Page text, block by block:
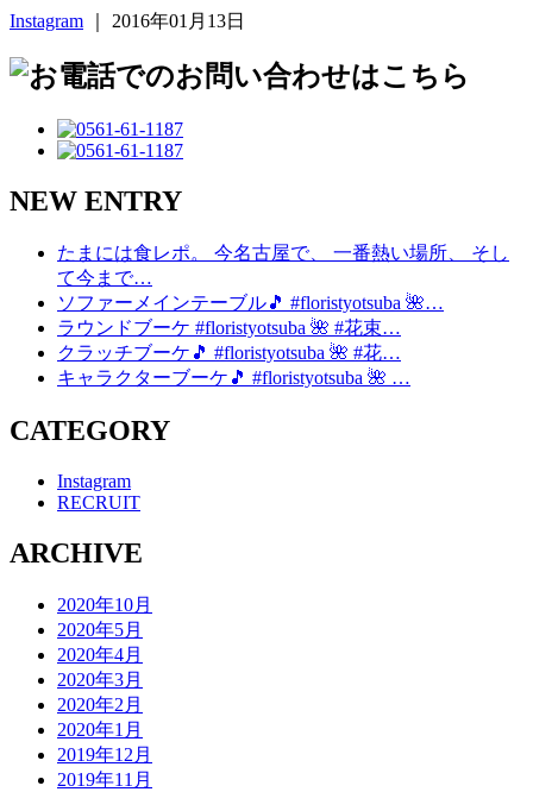
Instagram ｜ 2016年01月13日
NEW ENTRY
たまには食レポ。 今名古屋で、 一番熱い場所、 そし
て今まで…
ソファーメインテーブル🎵 #floristyotsuba 🌺…
ラウンドブーケ #floristyotsuba 🌺 #花束…
クラッチブーケ🎵 #floristyotsuba 🌺 #花…
キャラクターブーケ🎵 #floristyotsuba 🌺 …
CATEGORY
Instagram
RECRUIT
ARCHIVE
2020年10月
2020年5月
2020年4月
2020年3月
2020年2月
2020年1月
2019年12月
2019年11月